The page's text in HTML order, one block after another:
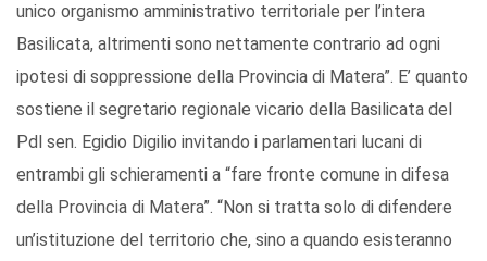
unico organismo amministrativo territoriale per l’intera
Basilicata, altrimenti sono nettamente contrario ad ogni
ipotesi di soppressione della Provincia di Matera”. E’ quanto
sostiene il segretario regionale vicario della Basilicata del
Pdl sen. Egidio Digilio invitando i parlamentari lucani di
entrambi gli schieramenti a “fare fronte comune in difesa
della Provincia di Matera”. “Non si tratta solo di difendere
un’istituzione del territorio che, sino a quando esisteranno